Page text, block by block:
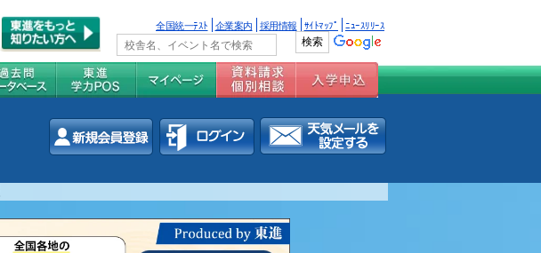
全国統一ﾃｽﾄ 企業案内 採用情報 ｻｲﾄﾏｯﾌﾟ ﾆｭｰｽﾘﾘｰｽ